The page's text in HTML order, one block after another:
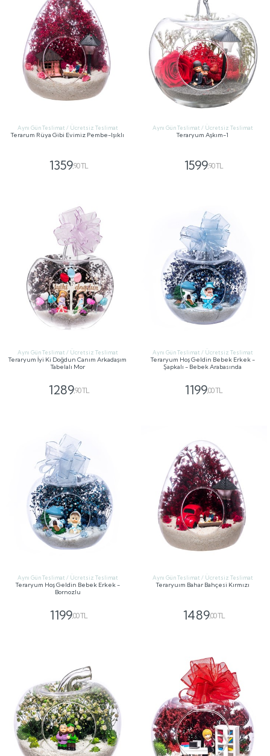
Aynı Gün Teslimat / Ücretsiz Teslimat
Terarum Rüya Gibi Evimiz Pembe-Işıklı
1359,90 TL
Aynı Gün Teslimat / Ücretsiz Teslimat
Teraryum Aşkım-1
1599,90 TL
Aynı Gün Teslimat / Ücretsiz Teslimat
Teraryum İyi Ki Doğdun Canım Arkadaşım
Tabelalı Mor
1289,90 TL
Aynı Gün Teslimat / Ücretsiz Teslimat
Teraryum Hoş Geldin Bebek Erkek -
Şapkalı - Bebek Arabasında
1199,00 TL
Aynı Gün Teslimat / Ücretsiz Teslimat
Teraryum Hoş Geldin Bebek Erkek -
Bornozlu
1199,00 TL
Aynı Gün Teslimat / Ücretsiz Teslimat
Teraryuım Bahar Bahçesi Kırmızı
1489,00 TL